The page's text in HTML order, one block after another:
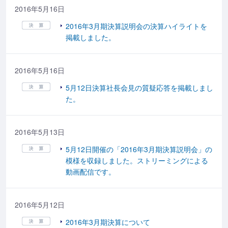
2016年5月16日
2016年3月期決算説明会の決算ハイライトを
掲載しました。
2016年5月16日
5月12日決算社長会見の質疑応答を掲載しまし
た。
2016年5月13日
5月12日開催の「2016年3月期決算説明会」の
模様を収録しました。ストリーミングによる
動画配信です。
2016年5月12日
2016年3月期決算について